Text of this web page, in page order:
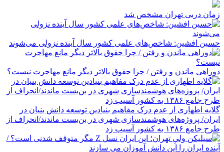
زمان دربی تهران مشخص شد
حسین افشین: شاخص‌های علمی کشور سال آینده نزولی می‌شوند
دوراهی ماندن و رفتن / چرا حقوق بالاتر دیگر مانع مهاجرت نیست؟
گلایه اطهاری از عدم درک مفاهیم بنیادین توسعه دانش بنیان در
ایران/ پروژه‌های هوشمندسازی شهری در بن‌بست ماندند/انحراف از
طرح جامع ۱۳۸۶ به کشور آسیب زد